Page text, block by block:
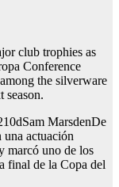
club trophies as
Conference
the silverware
season.
MarsdenDe
actuación
marcó uno de los
final de la Copa del